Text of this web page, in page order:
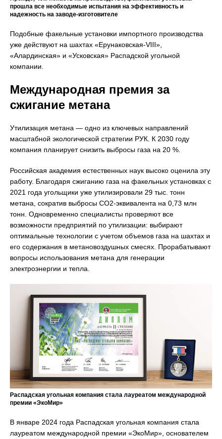
прошла все необходимые испытания на эффективность и
надежность на заводе-изготовителе
Подобные факельные установки импортного производства
уже действуют на шахтах «Ерунаковская-VIII»,
«Алардинская» и «Усковская» Распадской угольной
компании.
Международная премия за
сжигание метана
Утилизация метана — одно из ключевых направлений
масштабной экологической стратегии РУК. К 2030 году
компания планирует снизить выбросы газа на 20 %.
Российская академия естественных наук высоко оценила эту
работу. Благодаря сжиганию газа на факельных установках с
2021 года угольщики уже утилизировали 29 тыс. тонн
метана, сократив выбросы СО2-эквивалента на 0,73 млн
тонн. Одновременно специалисты проверяют все
возможности предприятий по утилизации: выбирают
оптимальные технологии с учетом объемов газа на шахтах и
его содержания в метановоздушных смесях. Прорабатывают
вопросы использования метана для генерации
электроэнергии и тепла.
Распадская угольная компания стала лауреатом международной
премии «ЭкоМир»
В январе 2024 года Распадская угольная компания стала
лауреатом международной премии «ЭкоМир», основателем